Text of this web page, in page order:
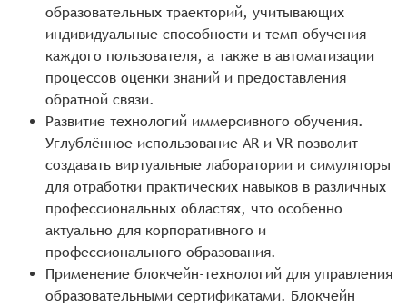
образовательных траекторий, учитывающих
индивидуальные способности и темп обучения
каждого пользователя, а также в автоматизации
процессов оценки знаний и предоставления
обратной связи.
Развитие технологий иммерсивного обучения.
Углублённое использование AR и VR позволит
создавать виртуальные лаборатории и симуляторы
для отработки практических навыков в различных
профессиональных областях, что особенно
актуально для корпоративного и
профессионального образования.
Применение блокчейн-технологий для управления
образовательными сертификатами. Блокчейн